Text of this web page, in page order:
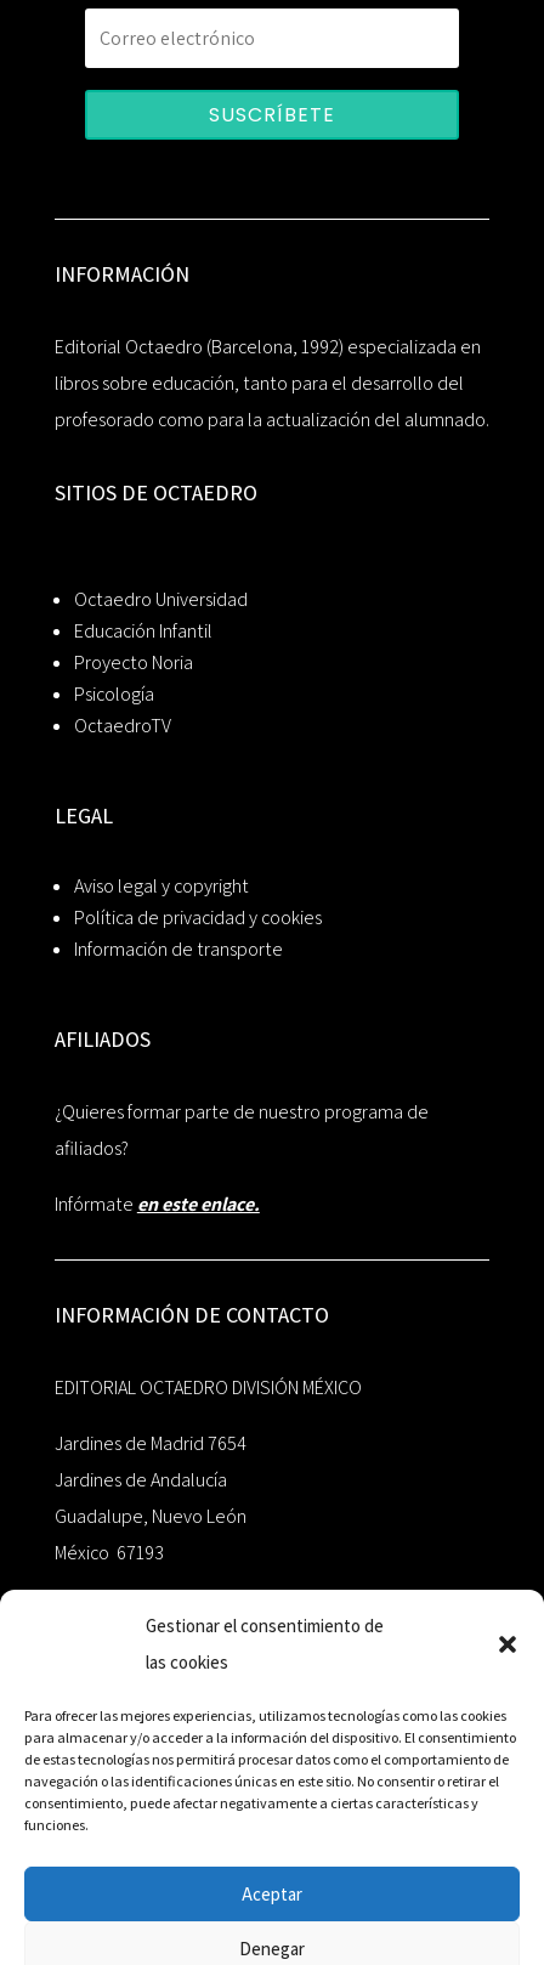
Gestionar el consentimiento de
las cookies
Para ofrecer las mejores experiencias, utilizamos tecnologías como las cookies
para almacenar y/o acceder a la información del dispositivo. El consentimiento
de estas tecnologías nos permitirá procesar datos como el comportamiento de
navegación o las identificaciones únicas en este sitio. No consentir o retirar el
consentimiento, puede afectar negativamente a ciertas características y
funciones.
Aceptar
Denegar
SUSCRÍBETE
INFORMACIÓN
Editorial Octaedro (Barcelona, 1992) especializada en
libros sobre educación, tanto para el desarrollo del
profesorado como para la actualización del alumnado.
SITIOS DE OCTAEDRO
Octaedro Universidad
Educación Infantil
Proyecto Noria
Psicología
OctaedroTV
LEGAL
Aviso legal y copyright
Política de privacidad y cookies
Información de transporte
AFILIADOS
¿Quieres formar parte de nuestro programa de
afiliados?
Infórmate en este enlace.
INFORMACIÓN DE CONTACTO
EDITORIAL OCTAEDRO DIVISIÓN MÉXICO
Jardines de Madrid 7654
Jardines de Andalucía
Guadalupe, Nuevo León
México 67193
+52 811.499.5638
RED DE DISTRIBUCIÓN